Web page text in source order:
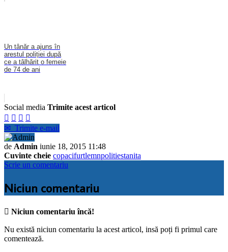
Un tânăr a ajuns în
arestul poliției după
ce a tâlhărit o femeie
de 74 de ani
Social media Trimite acest articol
   
✉ Trimite e-mail
de Admin iunie 18, 2015 11:48
Cuvinte cheie copacifurtlemnpolitiestanita
Scrie un comentariu
Niciun comentariu
 Niciun comentariu încă!
Nu există niciun comentariu la acest articol, insă poți fi primul care
comentează.